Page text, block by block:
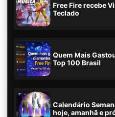
Free Fire recebe
Teclado
Quem Mais
Top 100 Brasil
Calendário
hoje, amanhã e